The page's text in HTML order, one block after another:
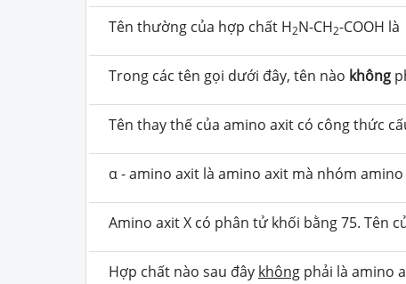
Tên thường của hợp chất H2N-CH2-COOH là
Trong các tên gọi dưới đây, tên nào không
Tên thay thế của amino axit có công thức
α - amino axit là amino axit mà nhóm
Amino axit X có phân tử khối bằng 75. Tên
Hợp chất nào sau đây không phải là amino